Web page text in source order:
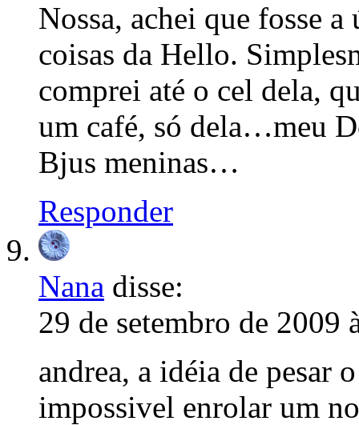
Nossa, achei que fosse
coisas da Hello.
comprei até o cel dela,
um café, só dela…meu
Bjus meninas…
Responder
Nana disse:
29 de setembro de 2009
andrea, a idéia de pesar
impossivel enrolar um